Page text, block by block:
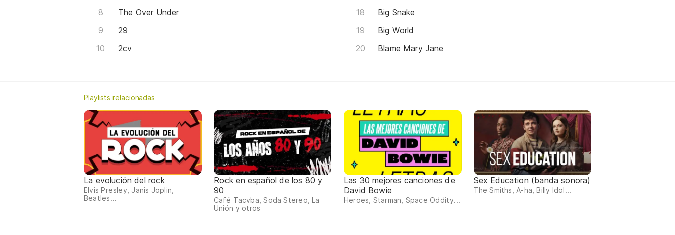
The Over Under
29
2cv
Big Snake
Big World
Blame Mary Jane
Playlists relacionadas
La evolución del rock
Elvis Presley, Janis Joplin,
Beatles...
Rock en español de los 80 y
90
Café Tacvba, Soda Stereo, La
Unión y otros
Las 30 mejores canciones de
David Bowie
Heroes, Starman, Space Oddity...
Sex Education (banda sonora)
The Smiths, A-ha, Billy Idol...